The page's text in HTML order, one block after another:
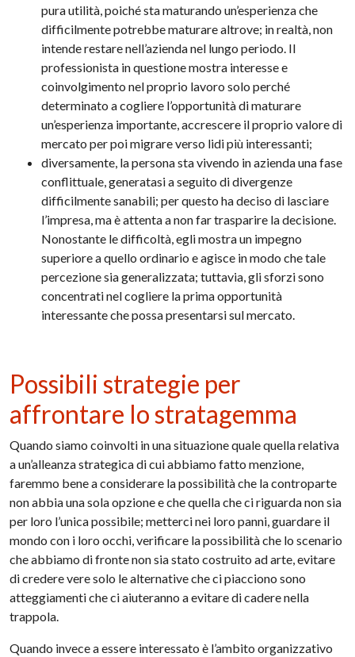
pura utilità, poiché sta maturando un’esperienza che
difficilmente potrebbe maturare altrove; in realtà, non
intende restare nell’azienda nel lungo periodo. Il
professionista in questione mostra interesse e
coinvolgimento nel proprio lavoro solo perché
determinato a cogliere l’opportunità di maturare
un’esperienza importante, accrescere il proprio valore di
mercato per poi migrare verso lidi più interessanti;
diversamente, la persona sta vivendo in azienda una fase
conflittuale, generatasi a seguito di divergenze
difficilmente sanabili; per questo ha deciso di lasciare
l’impresa, ma è attenta a non far trasparire la decisione.
Nonostante le difficoltà, egli mostra un impegno
superiore a quello ordinario e agisce in modo che tale
percezione sia generalizzata; tuttavia, gli sforzi sono
concentrati nel cogliere la prima opportunità
interessante che possa presentarsi sul mercato.
Possibili strategie per
affrontare lo stratagemma
Quando siamo coinvolti in una situazione quale quella relativa
a un’alleanza strategica di cui abbiamo fatto menzione,
faremmo bene a considerare la possibilità che la controparte
non abbia una sola opzione e che quella che ci riguarda non sia
per loro l’unica possibile; metterci nei loro panni, guardare il
mondo con i loro occhi, verificare la possibilità che lo scenario
che abbiamo di fronte non sia stato costruito ad arte, evitare
di credere vere solo le alternative che ci piacciono sono
atteggiamenti che ci aiuteranno a evitare di cadere nella
trappola.
Quando invece a essere interessato è l’ambito organizzativo